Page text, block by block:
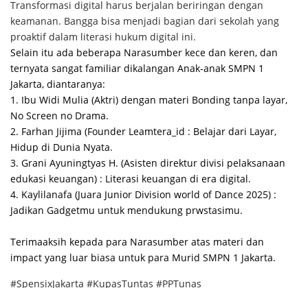
Transformasi digital harus berjalan beriringan dengan
keamanan. Bangga bisa menjadi bagian dari sekolah yang
proaktif dalam literasi hukum digital ini.
Selain itu ada beberapa Narasumber kece dan keren, dan
ternyata sangat familiar dikalangan Anak-anak SMPN 1
Jakarta, diantaranya:
1. Ibu Widi Mulia (Aktri) dengan materi Bonding tanpa layar,
No Screen no Drama.
2. Farhan Jijima (Founder Leamtera_id : Belajar dari Layar,
Hidup di Dunia Nyata.
3. Grani Ayuningtyas H. (Asisten direktur divisi pelaksanaan
edukasi keuangan) : Literasi keuangan di era digital.
4. Kaylilanafa (Juara Junior Division world of Dance 2025) :
Jadikan Gadgetmu untuk mendukung prwstasimu.
Terimaaksih kepada para Narasumber atas materi dan
impact yang luar biasa untuk para Murid SMPN 1 Jakarta.
#SpensixJakarta #KupasTuntas #PPTunas